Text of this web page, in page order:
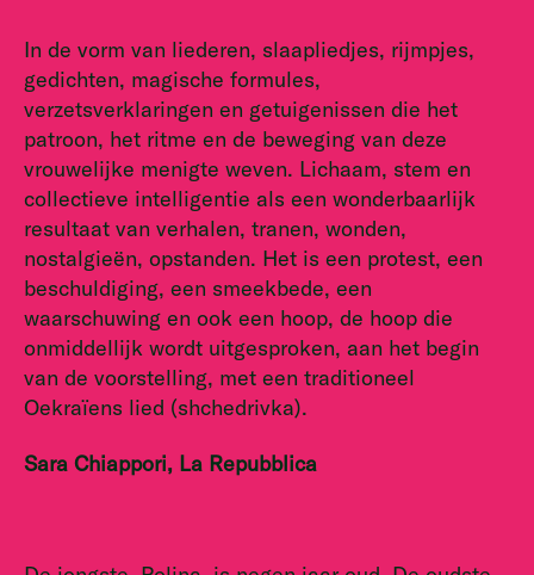
In de vorm van liederen, slaapliedjes, rijmpjes,
gedichten, magische formules,
verzetsverklaringen en getuigenissen die het
patroon, het ritme en de beweging van deze
vrouwelijke menigte weven. Lichaam, stem en
collectieve intelligentie als een wonderbaarlijk
resultaat van verhalen, tranen, wonden,
nostalgieën, opstanden. Het is een protest, een
beschuldiging, een smeekbede, een
waarschuwing en ook een hoop, de hoop die
onmiddellijk wordt uitgesproken, aan het begin
van de voorstelling, met een traditioneel
Oekraïens lied (shchedrivka).
Sara Chiappori, La Repubblica